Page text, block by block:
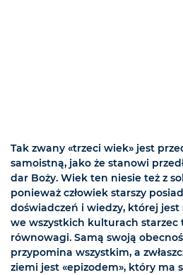
Tak zwany «trzeci wiek» jest
samoistną, jako że stanowi
dar Boży. Wiek ten niesie też z
ponieważ człowiek starszy
doświadczeń i wiedzy, której
we wszystkich kulturach starzec
równowagi. Samą swoją
przypomina wszystkim, a
ziemi jest «epizodem», który ma